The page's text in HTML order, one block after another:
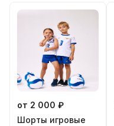
от 2 000 ₽
Шорты игровые